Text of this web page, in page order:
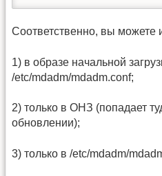
Соответственно, вы
1) в образе начальной
/etc/mdadm/mdadm.conf;
2) только в ОНЗ (попадает
обновлении);
3) только в /etc/mdadm/